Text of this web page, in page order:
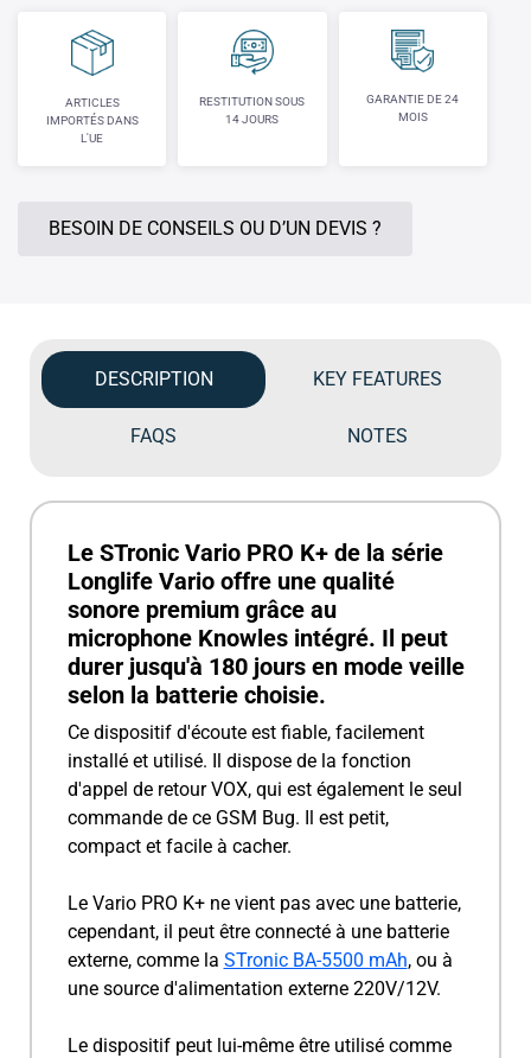
ARTICLES
IMPORTÉS DANS
L'UE
RESTITUTION SOUS
14 JOURS
GARANTIE DE 24
MOIS
BESOIN DE CONSEILS OU D’UN DEVIS ?
DESCRIPTION KEY FEATURES
FAQS NOTES
Le STronic Vario PRO K+ de la série
Longlife Vario offre une qualité
sonore premium grâce au
microphone Knowles intégré. Il peut
durer jusqu'à 180 jours en mode veille
selon la batterie choisie.
Ce dispositif d'écoute est fiable, facilement
installé et utilisé. Il dispose de la fonction
d'appel de retour VOX, qui est également le seul
commande de ce GSM Bug. Il est petit,
compact et facile à cacher.
Le Vario PRO K+ ne vient pas avec une batterie,
cependant, il peut être connecté à une batterie
externe, comme la STronic BA-5500 mAh, ou à
une source d'alimentation externe 220V/12V.
Le dispositif peut lui-même être utilisé comme